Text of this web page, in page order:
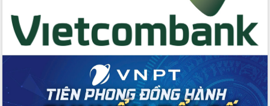
Nhân dân tỉnh
Bệnh án điện tử thúc đẩy chuyển đổi
số y tế tại Đắk Lắk
không gian tri thức trong thời đại số
Đánh giá, rút kinh nghiệm công tác tổ
chức diễn tập trước ngày bầu cử